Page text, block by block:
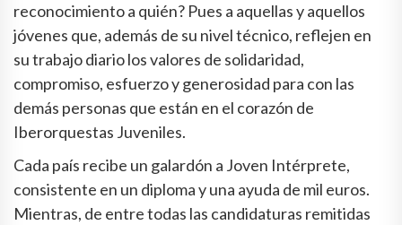
reconocimiento a quién? Pues a aquellas y aquellos
jóvenes que, además de su nivel técnico, reflejen en
su trabajo diario los valores de solidaridad,
compromiso, esfuerzo y generosidad para con las
demás personas que están en el corazón de
Iberorquestas Juveniles.
Cada país recibe un galardón a Joven Intérprete,
consistente en un diploma y una ayuda de mil euros.
Mientras, de entre todas las candidaturas remitidas